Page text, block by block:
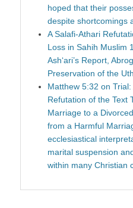
hoped that their
despite shortcomings
A Salafi-Athari
Loss in Sahih Muslim
Ash‘ari’s Report,
Preservation of the
Matthew 5:32 on
Refutation of the Text
Marriage to a
from a Harmful
ecclesiastical
marital suspension
within many Christian